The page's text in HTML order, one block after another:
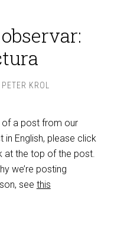
PETER KROL
of a post from our
in English, please click
at the top of the post.
we’re posting
see this